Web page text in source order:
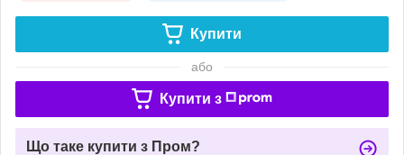
Купити
або
Купити з
Що таке купити з Пром?